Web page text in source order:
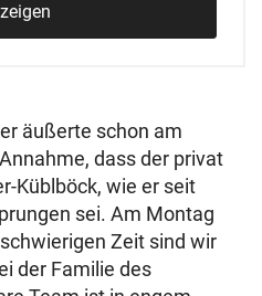
äußerte schon am
dass der privat
Küblböck, wie er seit
sei. Am Montag
Zeit sind wir
der Familie des